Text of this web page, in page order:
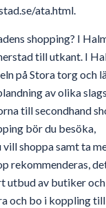
ata.html.
shopping? I
till utkant. I
på Stora torg och
av olika
till secondhand
bör du besöka,
shoppa samt ta
rekommenderas,
utbud av butiker
och bo i koppling